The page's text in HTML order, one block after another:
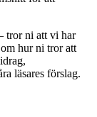
tror ni att vi har
om hur ni tror att
läsares förslag.